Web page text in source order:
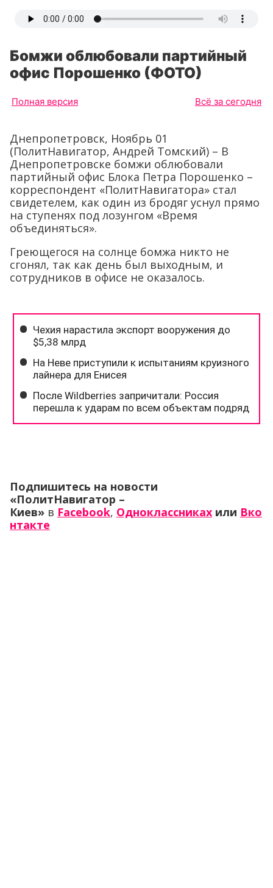
Бомжи облюбовали партийный
офис Порошенко (ФОТО)
Полная версия Всё за сегодня
Днепропетровск, Ноябрь 01
(ПолитНавигатор, Андрей Томский) – В
Днепропетровске бомжи облюбовали
партийный офис Блока Петра Порошенко –
корреспондент «ПолитНавигатора» стал
свидетелем, как один из бродяг уснул прямо
на ступенях под лозунгом «Время
объединяться».
Греющегося на солнце бомжа никто не
сгонял, так как день был выходным, и
сотрудников в офисе не оказалось.
Подпишитесь на новости
«ПолитНавигатор –
Киев» в Facebook, Одноклассниках или Вко
нтакте